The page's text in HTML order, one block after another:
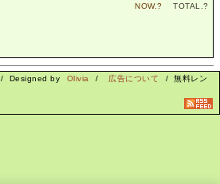
NOW.? TOTAL.?
/ Designed by Olivia / 広告について
/ 無料レン